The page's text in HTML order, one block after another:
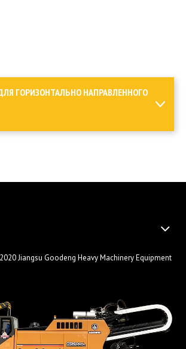
ГОРИЗОНТАЛЬНО НАПРАВЛЕННОГО
Jiangsu Goodeng Heavy Machinery Equipment